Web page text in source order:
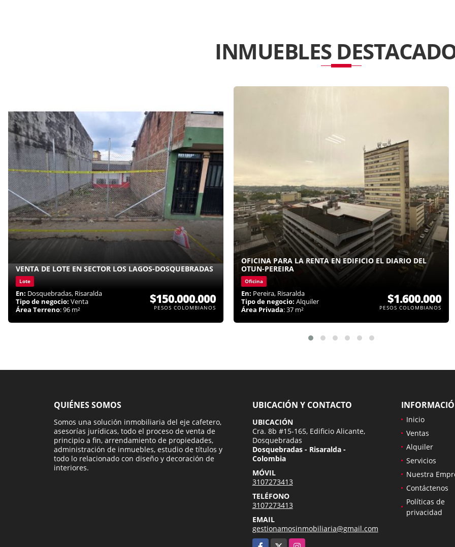
INMUEBLES
VENTA DE LOTE EN SECTOR LOS LAGOS-DOSQUEBRADAS
Lote
En: Dosquebradas, Risaralda
Tipo de negocio: Venta
Área Terreno: 96 m²
$150.000.000
PESOS COLOMBIANOS
OFICINA PARA LA RENTA EN EDIFICIO EL DIARIO DEL
OTUN-PEREIRA
Oficina
En: Pereira, Risaralda
Tipo de negocio: Alquiler
Área Privada: 37 m²
$1.600.000
PESOS COLOMBIANOS
QUIÉNES SOMOS
Somos una solución inmobiliaria del eje cafetero,
asesorías jurídicas, todo el proceso de venta de
principio a fin, arrendamiento de propiedades,
administración de inmuebles, estudio de títulos y
todo lo relacionado con diseño y decoración de
interiores.
UBICACIÓN Y CONTACTO
UBICACIÓN
Cra. 8b #15-165, Edificio Alicante,
Dosquebradas
Dosquebradas - Risaralda -
Colombia
MÓVIL
3107273413
TELÉFONO
3107273413
EMAIL
gestionamosinmobiliaria@gmail.com
Facebook
Instagram
Inicio
Ventas
Alquiler
Servicios
Nuestra
Contáctenos
Políticas de
privacidad